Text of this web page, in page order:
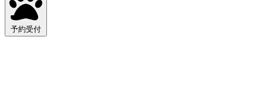
予約受付